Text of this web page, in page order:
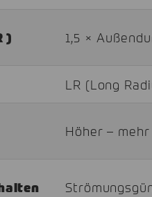
) 1,5 ×
LR (Long
Höher –